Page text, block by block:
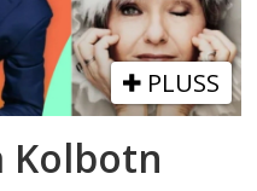
PLUSS
Kolbotn